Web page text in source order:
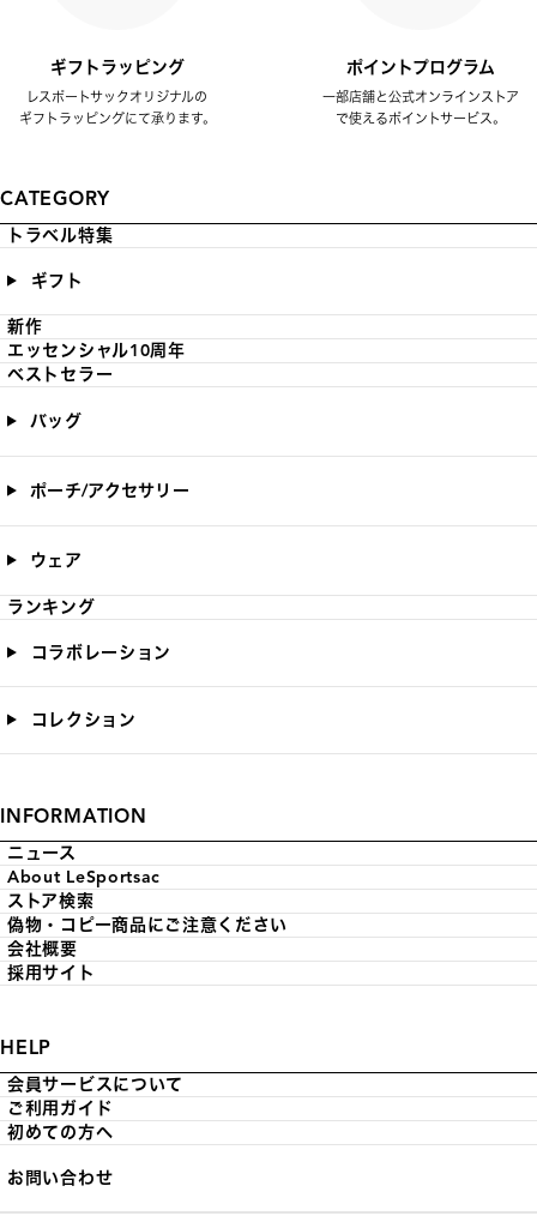
ギフトラッピング
レスポートサックオリジナルの
ギフトラッピングにて承ります。
ポイントプログラム
一部店舗と公式オンラインストア
で使えるポイントサービス。
CATEGORY
トラベル特集
ギフト
新作
エッセンシャル10周年
ベストセラー
バッグ
ポーチ/アクセサリー
ウェア
ランキング
コラボレーション
コレクション
INFORMATION
ニュース
About LeSportsac
ストア検索
偽物・コピー商品にご注意ください
会社概要
採用サイト
HELP
会員サービスについて
ご利用ガイド
初めての方へ
お問い合わせ